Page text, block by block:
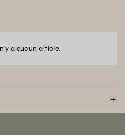
n'y a aucun article.